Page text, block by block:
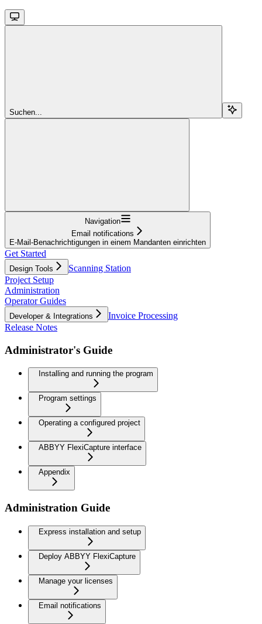
Suchen...
Navigation
Email notifications
E-Mail-Benachrichtigungen in einem Mandanten einrichten
Get Started
Design Tools
Scanning Station
Project Setup
Administration
Operator Guides
Developer & Integrations
Invoice Processing
Release Notes
Administrator's Guide
Installing and running the program
Program settings
Operating a configured project
ABBYY FlexiCapture interface
Appendix
Administration Guide
Express installation and setup
Deploy ABBYY FlexiCapture
Manage your licenses
Email notifications